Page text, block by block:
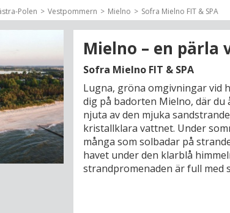
weekendresor, familjesemester och resor på
Med valfri ankomst kan du planera vistelsen efter
bekvämligheter för alla typer av höstresor, från
med familjen, vännerna eller på egen hand.
Polen Vestpommern Mielno Sofra Mielno FIT & SPA
Mielno – en pärla
Sofra Mielno FIT & SPA
Lugna, gröna omgivningar vid
dig på badorten Mielno, där du
njuta av den mjuka
kristallklara vattnet. Under
många som solbadar på
havet under den klarblå
strandpromenaden är full med